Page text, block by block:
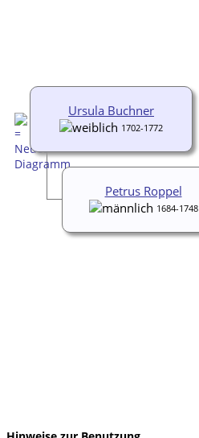
Ursula Buchner
1702-1772
Petrus Roppel
1684-1748